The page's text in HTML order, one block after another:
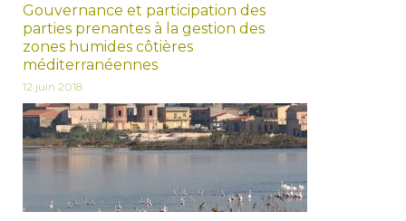
Gouvernance et participation des
parties prenantes à la gestion des
zones humides côtières
méditerranéennes
12 juin 2018